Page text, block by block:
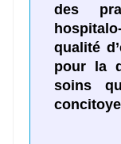
des
qualité
pour la
soins